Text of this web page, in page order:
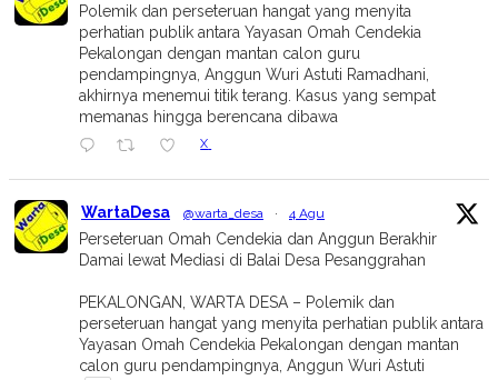
Polemik dan perseteruan hangat yang menyita
perhatian publik antara Yayasan Omah Cendekia
Pekalongan dengan mantan calon guru
pendampingnya, Anggun Wuri Astuti Ramadhani,
akhirnya menemui titik terang. Kasus yang sempat
memanas hingga berencana dibawa
X
WartaDesa @warta_desa · 4 Agu
Perseteruan Omah Cendekia dan Anggun Berakhir
Damai lewat Mediasi di Balai Desa Pesanggrahan
PEKALONGAN, WARTA DESA – Polemik dan
perseteruan hangat yang menyita perhatian publik antara
Yayasan Omah Cendekia Pekalongan dengan mantan
calon guru pendampingnya, Anggun Wuri Astuti